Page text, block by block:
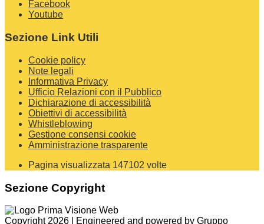
Facebook
Youtube
Sezione Link Utili
Cookie policy
Note legali
Informativa Privacy
Ufficio Relazioni con il Pubblico
Dichiarazione di accessibilità
Obiettivi di accessibilità
Whistleblowing
Gestione consensi cookie
Amministrazione trasparente
Pagina visualizzata 147102 volte
Sezione Copyright
Copyright 2026 | Engineered and powered by Gruppo